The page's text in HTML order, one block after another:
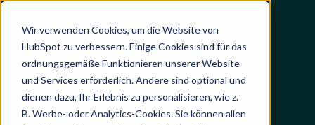
Wir verwenden Cookies, um die Website von
HubSpot zu verbessern. Einige Cookies sind für das
ordnungsgemäße Funktionieren unserer Website
und Services erforderlich. Andere sind optional und
dienen dazu, Ihr Erlebnis zu personalisieren, wie z.
B. Werbe- oder Analytics-Cookies. Sie können allen
Der Generator für E-Mail-